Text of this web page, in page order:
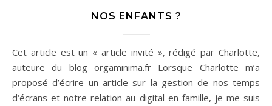
NOS ENFANTS ?
Cet article est un « article invité », rédigé par Charlotte,
auteure du blog orgaminima.fr Lorsque Charlotte m’a
proposé d’écrire un article sur la gestion de nos temps
d‘écrans et notre relation au digital en famille, je me suis